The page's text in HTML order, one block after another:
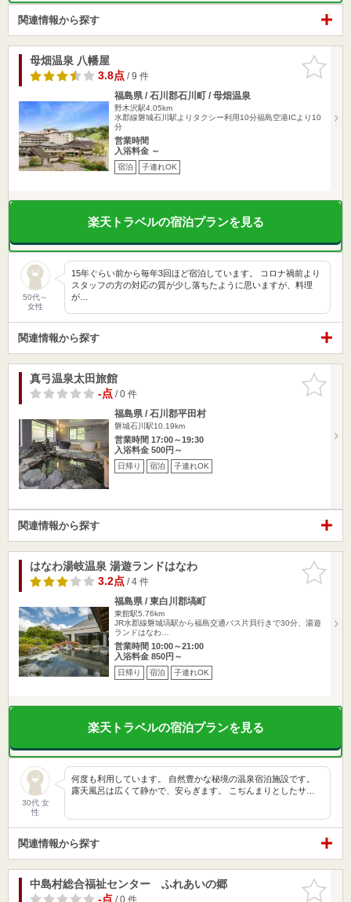
関連情報から探す
お気に入
りに追加
母畑温泉 八幡屋
3.8点/ 9 件
福島県 / 石川郡石川町 / 母畑温泉
野木沢駅4.05km
水郡線磐城石川駅よりタクシー利用10分福島空港ICより10
分
営業時間
入浴料金 ～
宿泊 子連れOK
楽天トラベルの宿泊プランを見る
50代～
女性
15年ぐらい前から毎年3回ほど宿泊しています。 コロナ禍前より
スタッフの方の対応の質が少し落ちたように思いますが、料理
が…
関連情報から探す
お気に入
りに追加
真弓温泉太田旅館
-点/ 0 件
福島県 / 石川郡平田村
磐城石川駅10.19km
営業時間 17:00～19:30
入浴料金 500円～
日帰り 宿泊 子連れOK
関連情報から探す
お気に入
りに追加
はなわ湯岐温泉 湯遊ランドはなわ
3.2点/ 4 件
福島県 / 東白川郡塙町
東館駅5.76km
JR水郡線磐城塙駅から福島交通バス片貝行きで30分、湯遊
ランドはなわ…
営業時間 10:00～21:00
入浴料金 850円～
日帰り 宿泊 子連れOK
楽天トラベルの宿泊プランを見る
30代 女
性
何度も利用しています。 自然豊かな秘境の温泉宿泊施設です。
露天風呂は広くて静かで、安らぎます。 こぢんまりとしたサ…
関連情報から探す
お気に入
りに追加
中島村総合福祉センター ふれあいの郷
-点/ 0 件